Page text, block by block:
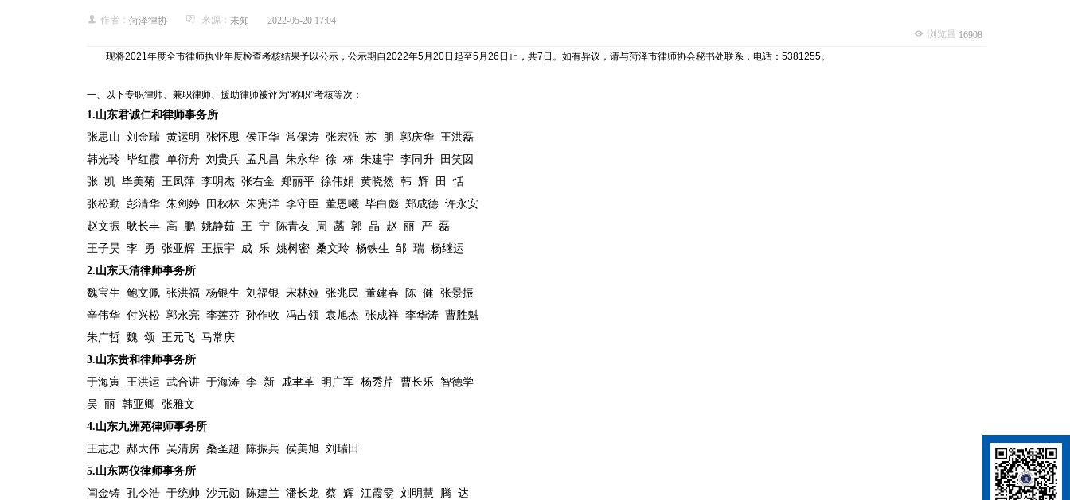
作者： 菏泽律协 来源： 未知
2022-05-20 17:04
浏览量 16908
现将2021年度全市律师执业年度检查考核结果予以公示，公示期自2022年5月20日起至5月26日止，共7日。如有异议，请与菏泽市律师协会秘书处联系，电话：5381255。
一、以下专职律师、兼职律师、援助律师被评为“称职”考核等次：
1.山东君诚仁和律师事务所
张思山 刘金瑞 黄运明 张怀思 侯正华 常保涛 张宏强 苏 朋 郭庆华 王洪磊
韩光玲 毕红霞 单衍舟 刘贵兵 孟凡昌 朱永华 徐 栋 朱建宇 李同升
田笑囡
张 凯 毕美菊 王凤萍 李明杰 张右金 郑丽平 徐伟娟 黄晓然 韩 辉 田
恬
张松勤 彭清华 朱剑婷 田秋林 朱宪洋 李守臣 董恩曦 毕白彪 郑成德 许永安
赵文振 耿长丰 高 鹏 姚静茹 王 宁 陈青友 周 菡 郭 晶 赵 丽 严 磊
王子昊 李 勇 张亚辉 王振宇 成 乐 姚树密 桑文玲 杨铁生 邹 瑞 杨继运
2.山东天清律师事务所
魏宝生 鲍文佩 张洪福 杨银生 刘福银 宋林娅 张兆民 董建春 陈 健 张景振
辛伟华 付兴松 郭永亮 李莲芬 孙作收 冯占领 袁旭杰 张成祥 李华涛 曹胜魁
朱广哲 魏 颂 王元飞 马常庆
3.山东贵和律师事务所
于海寅 王洪运 武合讲 于海涛 李 新 戚聿革 明广军 杨秀芹 曹长乐 智德学
吴
丽 韩亚卿 张雅文
4.山东九洲苑律师事务所
王志忠 郝大伟 吴清房 桑圣超 陈振兵 侯美旭 刘瑞田
5.山东两仪律师事务所
闫金铸 孔令浩 于统帅 沙元勋 陈建兰 潘长龙 蔡 辉 江霞雯 刘明慧 腾 达